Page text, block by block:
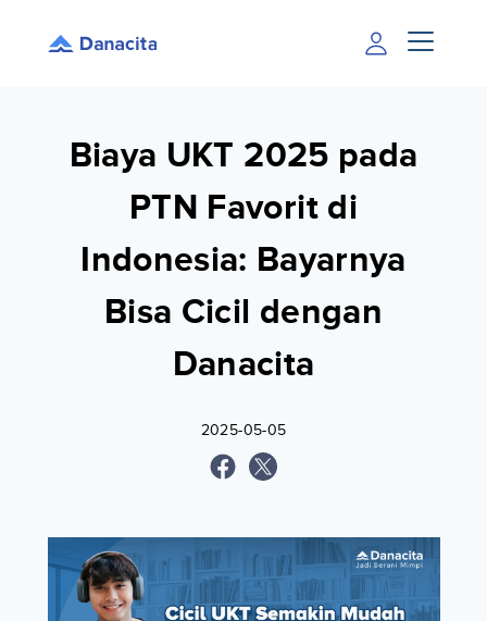
Biaya UKT 2025 pada
PTN Favorit di
Indonesia: Bayarnya
Bisa Cicil dengan
Danacita
2025-05-05